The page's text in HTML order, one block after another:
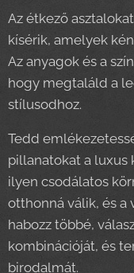
Az étkező
kísérik, amelyek
Az anyagok és a
hogy megtaláld a
stílusodhoz.
Tedd
pillanatokat a luxus
ilyen csodálatos
otthonná válik, és
habozz többé,
kombinációját, és
birodalmát.